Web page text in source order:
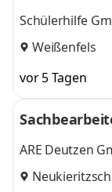
Schülerhilfe
Weißenfels
vor 5 Tagen
ARE Deutzen
Neukieritzsch